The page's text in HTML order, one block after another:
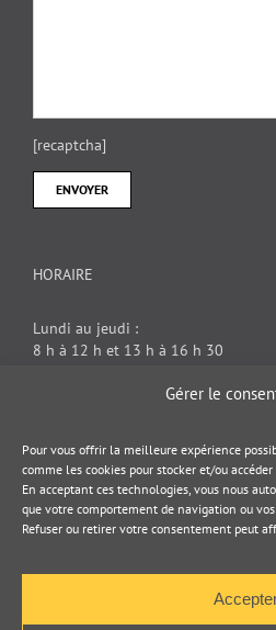
Gérer le
Pour vous offrir la meilleure expérience
comme les cookies pour stocker et/ou
En acceptant ces technologies, vous nous
que votre comportement de navigation ou
Refuser ou retirer votre consentement peut
[recaptcha]
HORAIRE
Lundi au jeudi :
8 h à 12 h et 13 h à 16 h 30
DOCUMENT JURIDIQUE
Politique de cookies